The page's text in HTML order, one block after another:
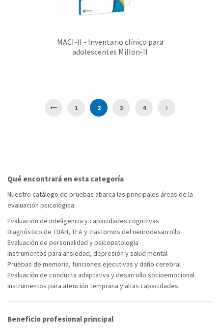
MACI-II - Inventario clínico para
adolescentes Millon-II
Anterior
Página
1
Actualmente estás leyendo página
2 3 4 Siguiente
Qué encontrará en esta categoría
Nuestro catálogo de pruebas abarca las principales áreas de la
evaluación psicológica:
Evaluación de inteligencia y capacidades cognitivas
Diagnóstico de TDAH, TEA y trastornos del neurodesarrollo
Evaluación de personalidad y psicopatología
Instrumentos para ansiedad, depresión y salud mental
Pruebas de memoria, funciones ejecutivas y daño cerebral
Evaluación de conducta adaptativa y desarrollo socioemocional
Instrumentos para atención temprana y altas capacidades
Beneficio profesional principal